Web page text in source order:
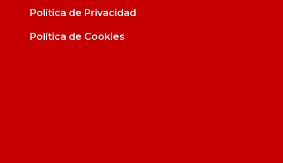
Política de Privacidad
Política de Cookies